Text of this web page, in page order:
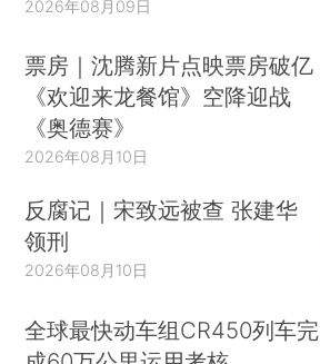
2026年08月09日
票房｜沈腾新片点映票房破亿
《欢迎来龙餐馆》空降迎战
《奥德赛》
2026年08月10日
反腐记｜宋致远被查 张建华
领刑
2026年08月10日
全球最快动车组CR450列车完